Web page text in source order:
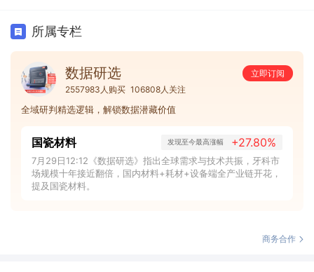
所属专栏
数据研选
立即订阅
2557983人购买 106808人关注
全域研判精选逻辑，解锁数据潜藏价值
国瓷材料 发现至今最高涨幅 +27.80%
7月29日12:12《数据研选》指出全球需求与技术共振，牙科市
场规模十年接近翻倍，国内材料+耗材+设备端全产业链开花，
提及国瓷材料。
商务合作